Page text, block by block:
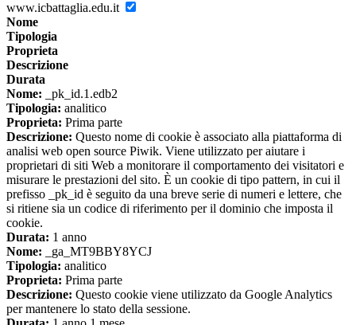
www.icbattaglia.edu.it
Nome
Tipologia
Proprieta
Descrizione
Durata
Nome: _pk_id.1.edb2
Tipologia: analitico
Proprieta: Prima parte
Descrizione: Questo nome di cookie è associato alla piattaforma di
analisi web open source Piwik. Viene utilizzato per aiutare i
proprietari di siti Web a monitorare il comportamento dei visitatori e
misurare le prestazioni del sito. È un cookie di tipo pattern, in cui il
prefisso _pk_id è seguito da una breve serie di numeri e lettere, che
si ritiene sia un codice di riferimento per il dominio che imposta il
cookie.
Durata: 1 anno
Nome: _ga_MT9BBY8YCJ
Tipologia: analitico
Proprieta: Prima parte
Descrizione: Questo cookie viene utilizzato da Google Analytics
per mantenere lo stato della sessione.